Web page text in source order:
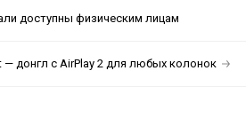
доступны физическим лицам
— донгл с AirPlay 2 для любых колонок